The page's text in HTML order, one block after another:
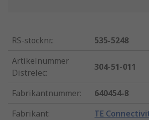
RS-stocknr.:
535-5248
Artikelnummer
Distrelec:
304-51-011
Fabrikantnummer:
640454-8
Fabrikant: TE